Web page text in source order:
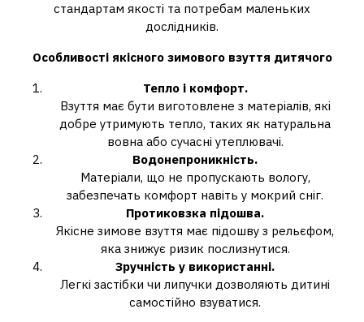
стандартам якості та потребам маленьких
дослідників.
Особливості якісного зимового взуття дитячого
Тепло і комфорт.
Взуття має бути виготовлене з матеріалів, які
добре утримують тепло, таких як натуральна
вовна або сучасні утеплювачі.
Водонепроникність.
Матеріали, що не пропускають вологу,
забезпечать комфорт навіть у мокрий сніг.
Протиковзка підошва.
Якісне зимове взуття має підошву з рельєфом,
яка знижує ризик послизнутися.
Зручність у використанні.
Легкі застібки чи липучки дозволяють дитині
самостійно взуватися.